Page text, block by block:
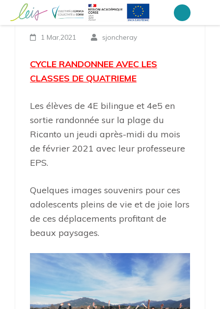
contenuCollège Laetitia Bonaparte – Ajaccio
Cycle Randonnée
1 Mar,2021 sjoncheray
CYCLE RANDONNEE AVEC LES
CLASSES DE QUATRIEME
Les élèves de 4E bilingue et 4e5 en
sortie randonnée sur la plage du
Ricanto un jeudi après-midi du mois
de février 2021 avec leur professeure
EPS.
Quelques images souvenirs pour ces
adolescents pleins de vie et de joie lors
de ces déplacements profitant de
beaux paysages.